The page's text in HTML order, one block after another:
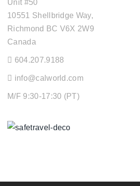
Unit #50
10551 Shellbridge Way,
Richmond BC V6X 2W9
Canada
604.207.9188
info@calworld.com
M/F 9:30-17:30 (PT)